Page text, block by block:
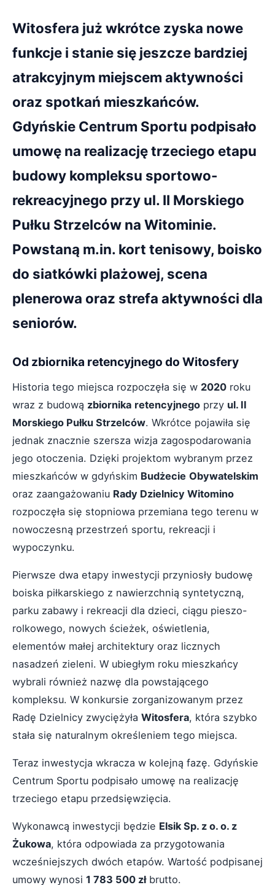
Witosfera już wkrótce zyska nowe
funkcje i stanie się jeszcze bardziej
atrakcyjnym miejscem aktywności
oraz spotkań mieszkańców.
Gdyńskie Centrum Sportu podpisało
umowę na realizację trzeciego etapu
budowy kompleksu sportowo-
rekreacyjnego przy ul. II Morskiego
Pułku Strzelców na Witominie.
Powstaną m.in. kort tenisowy, boisko
do siatkówki plażowej, scena
plenerowa oraz strefa aktywności dla
seniorów.
Od zbiornika retencyjnego do Witosfery
Historia tego miejsca rozpoczęła się w 2020 roku
wraz z budową zbiornika retencyjnego przy ul. II
Morskiego Pułku Strzelców. Wkrótce pojawiła się
jednak znacznie szersza wizja zagospodarowania
jego otoczenia. Dzięki projektom wybranym przez
mieszkańców w gdyńskim Budżecie Obywatelskim
oraz zaangażowaniu Rady Dzielnicy Witomino
rozpoczęła się stopniowa przemiana tego terenu w
nowoczesną przestrzeń sportu, rekreacji i
wypoczynku.
Pierwsze dwa etapy inwestycji przyniosły budowę
boiska piłkarskiego z nawierzchnią syntetyczną,
parku zabawy i rekreacji dla dzieci, ciągu pieszo-
rolkowego, nowych ścieżek, oświetlenia,
elementów małej architektury oraz licznych
nasadzeń zieleni. W ubiegłym roku mieszkańcy
wybrali również nazwę dla powstającego
kompleksu. W konkursie zorganizowanym przez
Radę Dzielnicy zwyciężyła Witosfera, która szybko
stała się naturalnym określeniem tego miejsca.
Teraz inwestycja wkracza w kolejną fazę. Gdyńskie
Centrum Sportu podpisało umowę na realizację
trzeciego etapu przedsięwzięcia.
Wykonawcą inwestycji będzie Elsik Sp. z o. o. z
Żukowa, która odpowiada za przygotowania
wcześniejszych dwóch etapów. Wartość podpisanej
umowy wynosi 1 783 500 złbrutto.